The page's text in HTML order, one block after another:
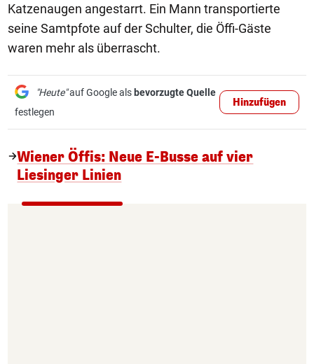
Katzenaugen angestarrt. Ein Mann transportierte
seine Samtpfote auf der Schulter, die Öffi-Gäste
waren mehr als überrascht.
"Heute"auf Google als bevorzugte Quelle
festlegen
Hinzufügen
Wiener Öffis: Neue E-Busse auf vier
Liesinger Linien